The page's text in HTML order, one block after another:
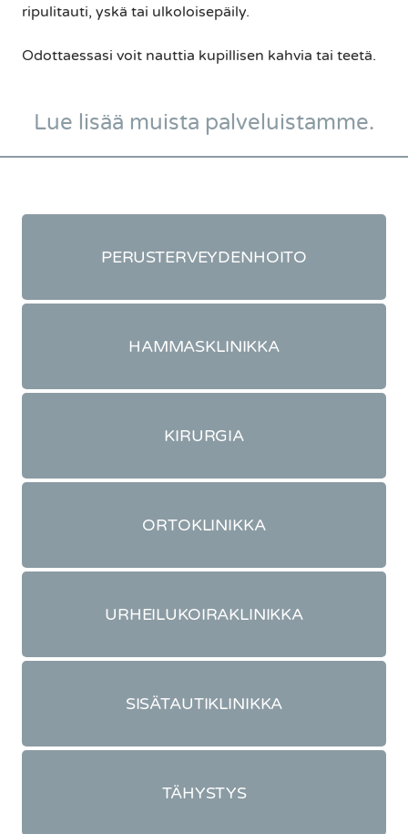
ripulitauti, yskä tai ulkoloisepäily.
Odottaessasi voit nauttia kupillisen kahvia tai teetä.
Lue lisää muista palveluistamme.
PERUSTERVEYDENHOITO
HAMMASKLINIKKA
KIRURGIA
ORTOKLINIKKA
URHEILUKOIRAKLINIKKA
SISÄTAUTIKLINIKKA
TÄHYSTYS